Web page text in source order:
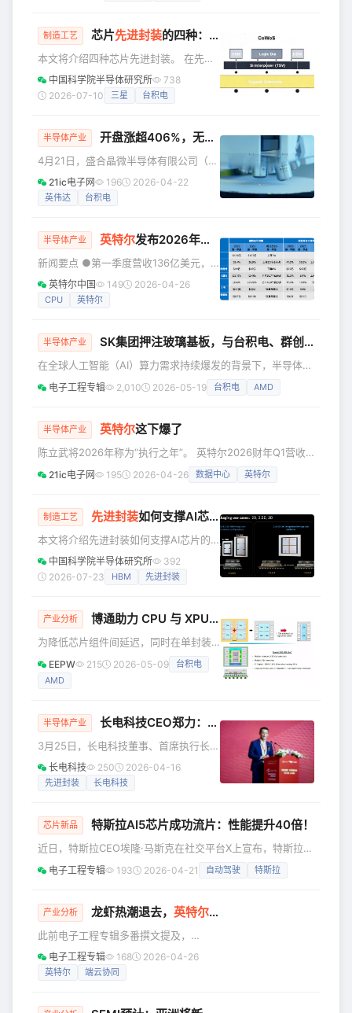
同的芯片像盖楼一样一层层叠起来。这
术。 键合是什么？芯片界的“强力胶”键
合，简单来说就是把两片或多片晶圆
（或芯片）永久性地粘合在一起，同时
通胶水能办到的。
制造工艺 芯片先进封装的四种：CoWoS、CoPoS、Glass Core与CoWoP
本文将介绍四种芯片先进封装。 在先进
封装领域，如何把多颗芯片（比如计算
芯片和存储芯片）高效地拼在一起，不
本上各有取舍。 CoWoS CoWoS是目前
把HBM高带宽内存和逻辑芯片（Logic
Die）并排放在一块硅中介层上，硅中介
层内部有TSV（硅通孔）实现上下导
介
中国科学院半导体研究所
738
2026-07-10
三星 台积电
半导体产业 开盘涨超406%，无锡再添千亿IPO
4月21日，盛合晶微半导体有限公司（以
下简称“盛合晶微”）正式登陆上海证券交
易所科创板，开盘涨406.61%，总市值
创板企业；一个月后注册生效，最终落
统计，2024年度，盛合晶微是全球第十
大、境内第四大封测企业，其2022年度
至2024年度营业收入的复合增长率在全
21ic电子网 196 2026-04-22
英伟达 台积电
半导体产业 英特尔发布2026年第一季度财报
新闻要点 ●第一季度营收136亿美元，
同比增长7%。 ●英特尔第一季度每股收
益（EPS）为-0.73美元；非通用会计准
亿至148亿美元；预计第二季度英特尔每
股收益为0.20美元。 英特尔公司今天发
布2026年第一季度财报。 英特尔首席执
潮将推
英特尔中国 149 2026-04-26
CPU 英特尔
半导体产业 SK集团押注玻璃基板，与台积电、群创组“封装铁三角”
在全球人工智能（AI）算力需求持续爆发的背景下，半导体先
进封装技术正迎来关键变革。 近日，韩国SK集团（SK海力士
的实际控制方）宣布了一项重磅投资计划，拟通过旗下材料企
5896亿韩元（约合人民币27亿元）将专项投入其美国子公司
这不仅仅是一张“玻璃板”，而是对面板级封装（Pan
电子工程专辑 2,010 2026-05-19 台积电 AMD
半导体产业 英特尔这下爆了
陈立武将2026年称为“执行之年”。 英特尔2026财年Q1营收
135.8亿美元，同比增7%，连续6季度超预期。 数据中心与AI
性支出，剔除后盈利15亿美元。 盘后股价飙升19%，今年迄
今累计涨81%。 英特尔发布2026年第一季度财报 客户端计算
事业部收入77亿美元，环比
21ic电子网 195 2026-04-26 数据中心 英特尔
制造工艺 先进封装如何支撑AI芯片的性能跃升
本文将介绍先进封装如何支撑AI芯片的
性能跃升。 传统的“大芯片"的局限 在AI
芯片的设计中，算力和带宽的竞赛正在
代之的是把大芯片拆成多个小芯片（芯
变，正在重塑芯片的设计和制造方式。
过去，芯片设计的主流是单片式方案
——逻辑、内存控制器、IO接口全部集
造。优点是
中国科学院半导体研究所
392
2026-07-23
HBM 先进封装
产业分析 博通助力 CPU 与 XPU 厂商迈向计算架构垂直堆叠
为降低芯片组件间延迟，同时在单封装
内为计算引擎及网络专用集成电路集成
现 DRAM 内存的垂直化。相较于负责数
据传输与运算的专用芯片，内存芯片功
耗更低，因此 HBM 堆叠的实现难度相
对更低。业界现已采用 2.5D 堆叠技术，
通过中介层将 GPU、XPU 等计算芯片与
EEPW 215 2026-05-09
台积电
AMD
半导体产业 长电科技CEO郑力：原子级 先进封装定义芯片
3月25日，长电科技董事、首席执行长，
SEMI全球董事郑力出席在上海举办的全
球规模最大、规格最高的半导体盛会
革新定义芯片成品制造新范式》。 郑力
革命”，为集成电路产业带来了重要转
折，产业重心正从单纯依赖晶体管微
与整体能效”的范式升级。 精度革
长电科技 250 2026-04-16
先进封装 长电科技
芯片新品 特斯拉AI5芯片成功流片：性能提升40倍！
近日，特斯拉CEO埃隆·马斯克在社交平台X上宣布，特斯拉芯
片设计团队已成功完成下一代AI5自动驾驶芯片的流片。这不
out）是芯片设计完成的最终标志，意味着设计方案已完全定
片问题对特斯拉来说至关重要”，为此他甚至连续几个月在周
六
电子工程专辑 193 2026-04-21 自动驾驶 特斯拉
产业分析 龙虾热潮退去， 英特尔甩出王炸：智能体 PC 来了
此前电子工程专辑多番撰文提及，
OpenClaw龙虾乃是AI推理发展到一定程
度后爆发的一大现象级应用——它实际
电子工程专辑 168 2026-04-26
英特尔 端云协同